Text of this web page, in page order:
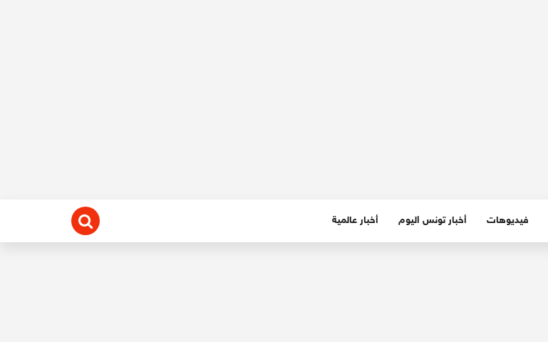
فيديوهات أخبار تونس اليوم أخبار عالمية